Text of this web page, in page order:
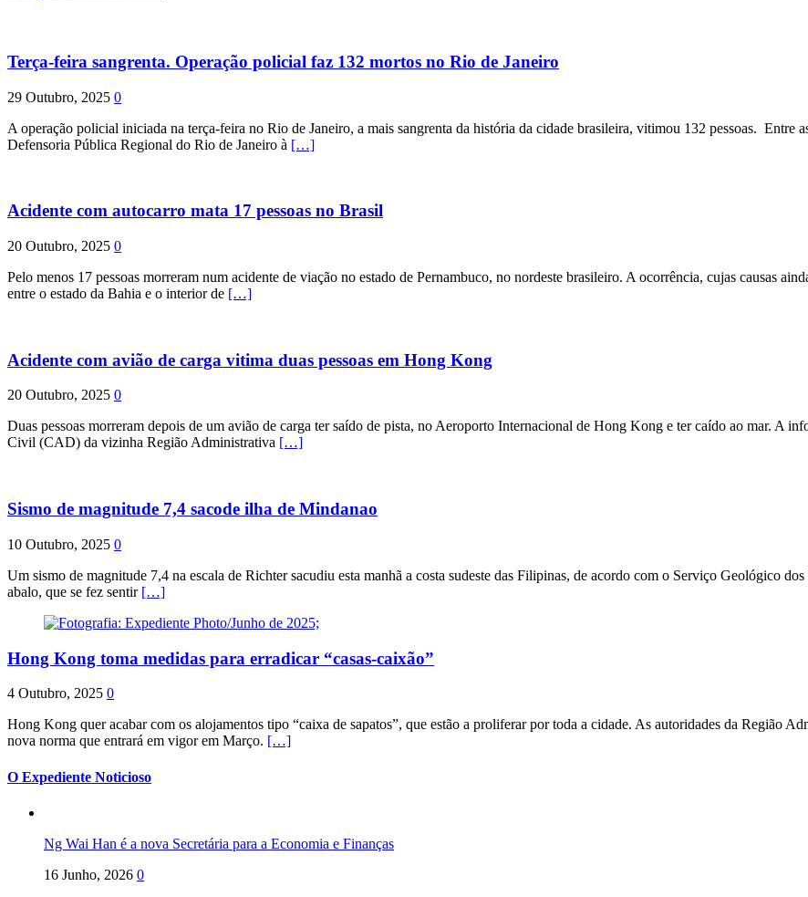
Terça-feira sangrenta. Operação policial faz 132 mortos no Rio de Janeiro
29 Outubro, 2025 0
A operação policial iniciada na terça-feira no Rio de Janeiro, a mais sangrenta da história da cidade brasileira, vitimou 132 pessoas. Entre
Defensoria Pública Regional do Rio de Janeiro à […]
Acidente com autocarro mata 17 pessoas no Brasil
20 Outubro, 2025 0
Pelo menos 17 pessoas morreram num acidente de viação no estado de Pernambuco, no nordeste brasileiro. A ocorrência, cujas causas
entre o estado da Bahia e o interior de […]
Acidente com avião de carga vitima duas pessoas em Hong Kong
20 Outubro, 2025 0
Duas pessoas morreram depois de um avião de carga ter saído de pista, no Aeroporto Internacional de Hong Kong e ter caído ao mar. A
Civil (CAD) da vizinha Região Administrativa […]
Sismo de magnitude 7,4 sacode ilha de Mindanao
10 Outubro, 2025 0
Um sismo de magnitude 7,4 na escala de Richter sacudiu esta manhã a costa sudeste das Filipinas, de acordo com o Serviço Geológico
abalo, que se fez sentir […]
Hong Kong toma medidas para erradicar “casas-caixão”
4 Outubro, 2025 0
Hong Kong quer acabar com os alojamentos tipo “caixa de sapatos”, que estão a proliferar por toda a cidade. As autoridades da Região
nova norma que entrará em vigor em Março. […]
O Expediente Noticioso
Ng Wai Han é a nova Secretária para a Economia e Finanças
16 Junho, 2026 0